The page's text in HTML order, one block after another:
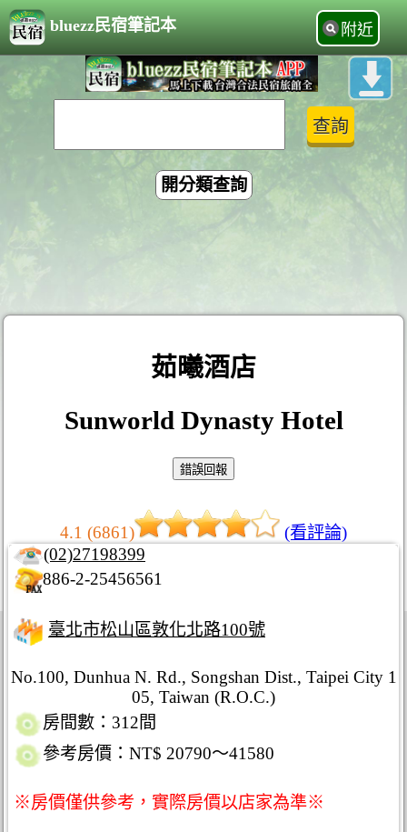
bluezz民宿筆記本 附近
開分類查詢
茹曦酒店
Sunworld Dynasty Hotel
4.1 (6861)
(看評論)
(02)27198399
886-2-25456561
臺北市松山區敦化北路100號
No.100, Dunhua N. Rd., Songshan Dist., Taipei City 1
05, Taiwan (R.O.C.)
房間數：312間
參考房價：NT$ 20790～41580
※房價僅供參考，實際房價以店家為準※